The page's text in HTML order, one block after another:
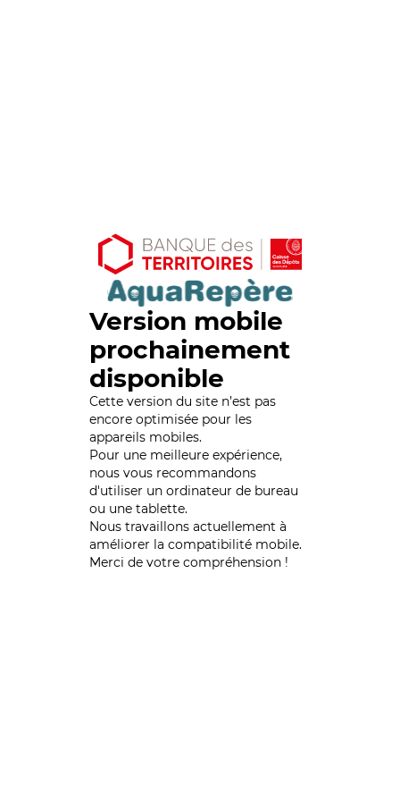
Version mobile
prochainement
disponible
Cette version du site n’est pas
encore optimisée pour les
appareils mobiles.
Pour une meilleure expérience,
nous vous recommandons
d'utiliser un ordinateur de bureau
ou une tablette.
Nous travaillons actuellement à
améliorer la compatibilité mobile.
Merci de votre compréhension !